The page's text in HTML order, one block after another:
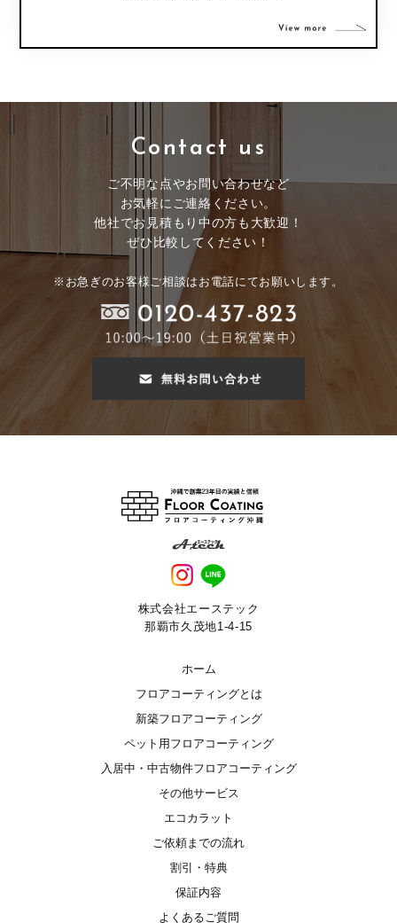
Contact us
ご不明な点やお問い合わせなど
お気軽にご連絡ください。
他社でお見積もり中の方も大歓迎！
ぜひ比較してください！
※お急ぎのお客様ご相談はお電話にてお願いします。
株式会社エーステック
那覇市久茂地1-4-15
ホーム
フロアコーティングとは
新築フロアコーティング
ペット用フロアコーティング
入居中・中古物件フロアコーティング
その他サービス
エコカラット
ご依頼までの流れ
割引・特典
保証内容
よくあるご質問